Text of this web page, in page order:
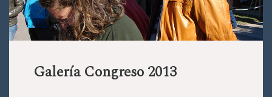
Galería Congreso 2013